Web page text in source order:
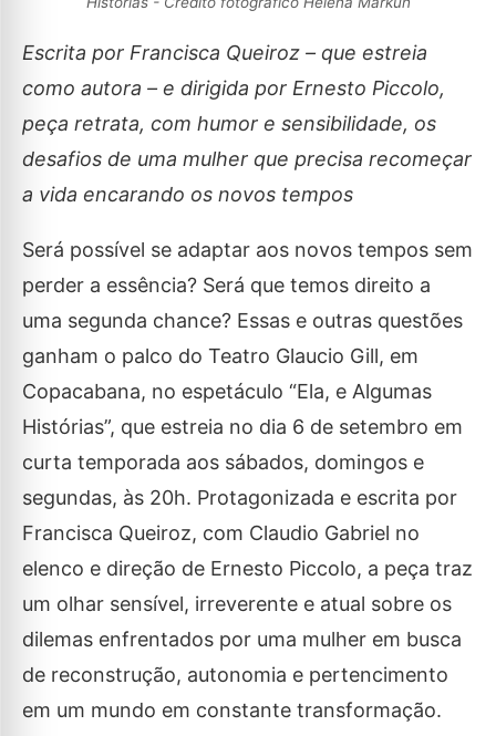
Escrita por Francisca Queiroz – que estreia
como autora – e dirigida por Ernesto Piccolo,
peça retrata, com humor e sensibilidade, os
desafios de uma mulher que precisa recomeçar
a vida encarando os novos tempos
Será possível se adaptar aos novos tempos sem
perder a essência? Será que temos direito a
uma segunda chance? Essas e outras questões
ganham o palco do Teatro Glaucio Gill, em
Copacabana, no espetáculo “Ela, e Algumas
Histórias”, que estreia no dia 6 de setembro em
curta temporada aos sábados, domingos e
segundas, às 20h. Protagonizada e escrita por
Francisca Queiroz, com Claudio Gabriel no
elenco e direção de Ernesto Piccolo, a peça traz
um olhar sensível, irreverente e atual sobre os
dilemas enfrentados por uma mulher em busca
de reconstrução, autonomia e pertencimento
em um mundo em constante transformação.